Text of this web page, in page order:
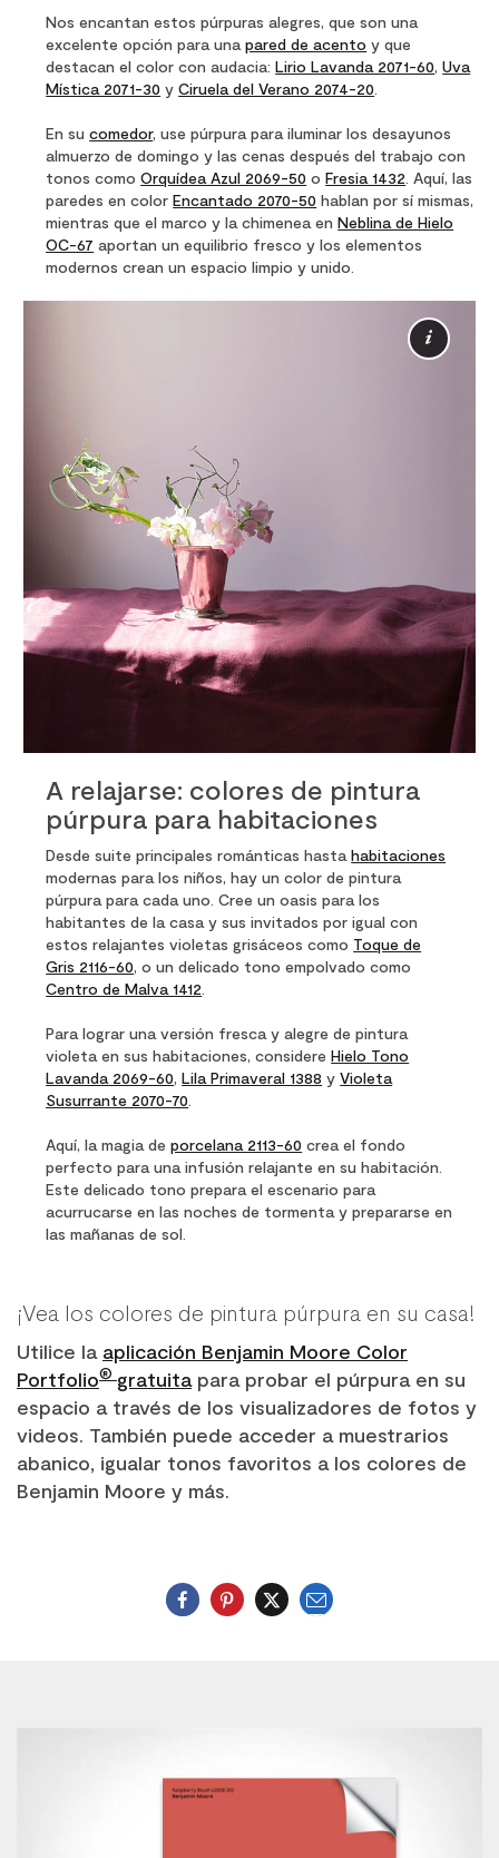
Nos encantan estos púrpuras alegres, que son una
excelente opción para unapared de acento y que
destacan el color con audacia:Lirio Lavanda 2071-60,Uva
Mística 2071-30 yCiruela del Verano 2074-20
En sucomedor, use púrpura para iluminar los desayunos
almuerzo de domingo y las cenas después del trabajo con
tonos comoOrquídea Azul 2069-50 oFresia 1432 . Aquí, las
paredes en colorEncantado 2070-50 hablan por sí mismas,
mientras que el marco y la chimenea enNeblina de Hielo
OC-67 aportan un equilibrio fresco y los elementos
modernos crean un espacio limpio y unido.
Más
A relajarse: colores de pintura
púrpura para habitaciones
Desde suite principales románticas hastahabitaciones
modernas para los niños, hay un color de pintura
púrpura para cada uno. Cree un oasis para los
habitantes de la casa y sus invitados por igual con
estos relajantes violetas grisáceos como Toque de
Gris 2116-60, o un delicado tono empolvado como
Centro de Malva 1412
Para lograr una versión fresca y alegre de pintura
violeta en sus habitaciones, considereHielo Tono
Lavanda 2069-60,Lila Primaveral 1388 yVioleta
Susurrante 2070-70
Aquí, la magia deporcelana 2113-60 crea el fondo
perfecto para una infusión relajante en su habitación.
Este delicado tono prepara el escenario para
acurrucarse en las noches de tormenta y prepararse en
las mañanas de sol.
¡Vea los colores de pintura púrpura en su casa!
Utilice la aplicación Benjamin Moore Color
Portfolio® gratuitapara probar el púrpura en su
espacio a través de los visualizadores de fotos y
videos. También puede acceder a muestrarios
abanico, igualar tonos favoritos a los colores de
Benjamin Moore y más.
E-